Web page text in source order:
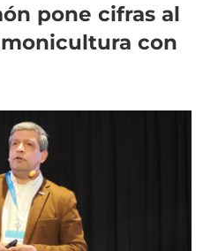
pone cifras al
con